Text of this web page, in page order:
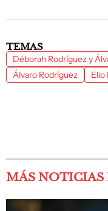
TEMAS
Déborah Rodríguez y
Álvaro Rodríguez
Elio
MÁS NOTICIAS